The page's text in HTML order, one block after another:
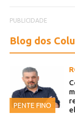
PUBLICIDADE
Blog dos
PENTE FINO